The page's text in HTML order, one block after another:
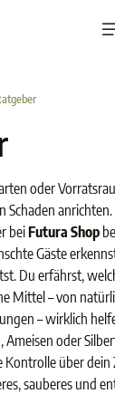
oder
Schaden
beiFutura Shop
Gäste
Du erfährst,
Mittel – von
– wirklich
oder
über dein
sauberes und